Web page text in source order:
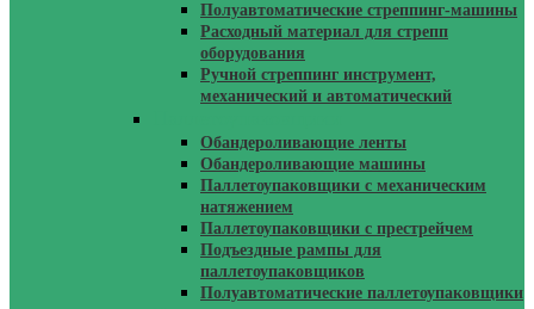
Полуавтоматические стреппинг-машины
Расходный материал для стрепп
оборудования
Ручной стреппинг инструмент,
механический и автоматический
Обандероливающие ленты
Обандероливающие машины
Паллетоупаковщики с механическим
натяжением
Паллетоупаковщики с престрейчем
Подъездные рампы для
паллетоупаковщиков
Полуавтоматические паллетоупаковщики